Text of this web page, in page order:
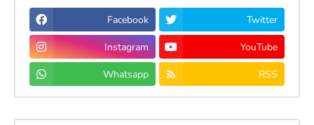
Facebook Twitter
Instagram YouTube
Whatsapp RSS